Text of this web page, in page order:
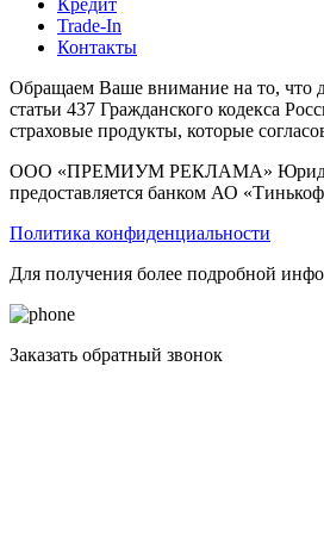
Trade-In
Контакты
Обращаем Ваше внимание на то, что
статьи 437 Гражданского кодекса
страховые продукты, которые
ООО «ПРЕМИУМ РЕКЛАМА»
предоставляется банком АО
Политика конфиденциальности
Для получения более подробной
Заказать обратный звонок